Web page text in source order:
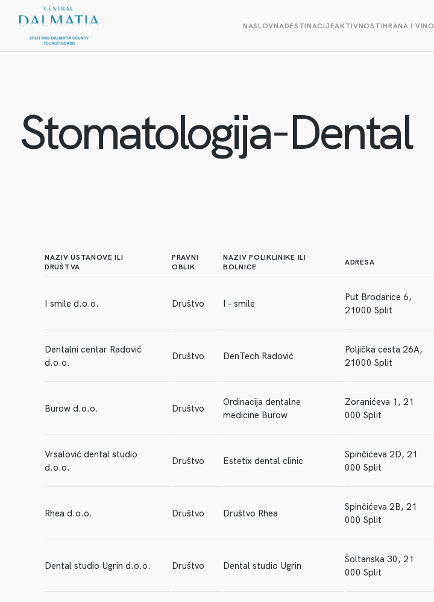
NASLOVNADESTINACIJEAKTIVNOSTIHRANA I VINO
Stomatologija-Dental
NAZIV USTANOVE ILI
DRUŠTVA
PRAVNI
OBLIK
NAZIV POLIKLINIKE ILI
BOLNICE
ADRESA
I smile d.o.o. Društvo I – smile
Put Brodarice 6,
21000 Split
Dentalni centar Radović
d.o.o.
Društvo DenTech Radović
Poljička cesta 26A,
21000 Split
Burow d.o.o. Društvo
Ordinacija dentalne
medicine Burow
Zoranićeva 1, 21
000 Split
Vrsalović dental studio
d.o.o.
Društvo Estetix dental clinic
Spinčićeva 2D, 21
000 Split
Rhea d.o.o. Društvo Društvo Rhea
Spinčićeva 2B, 21
000 Split
Dental studio Ugrin d.o.o. Društvo Dental studio Ugrin
Šoltanska 30, 21
000 Split